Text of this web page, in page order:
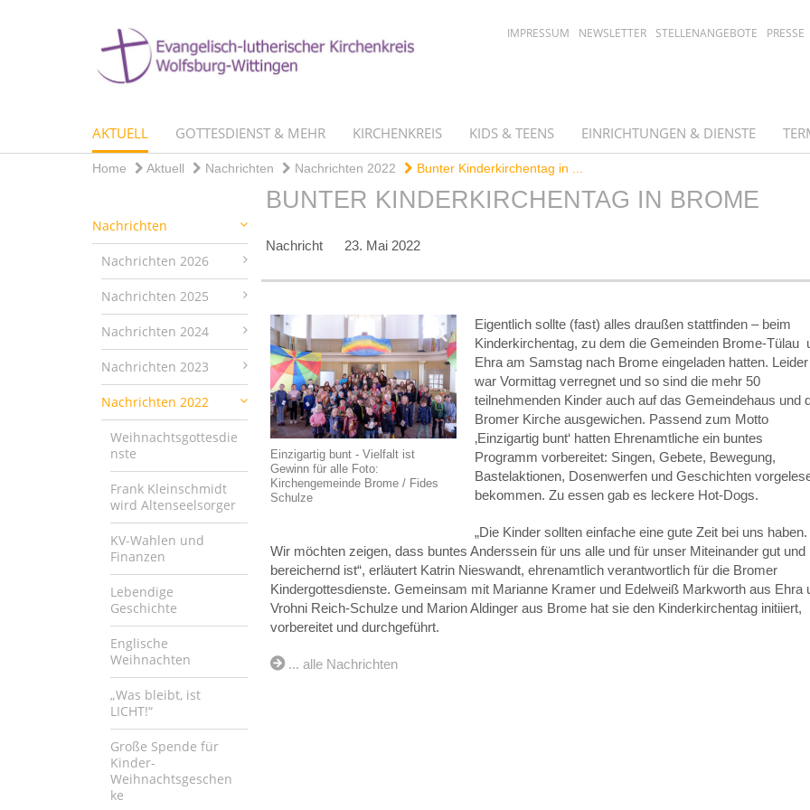
IMPRESSUM NEWSLETTER STELLENANGEBOTE PRESSE
AKTUELL GOTTESDIENST & MEHR KIRCHENKREIS KIDS & TEENS EINRICHTUNGEN & DIENSTE
Home Aktuell Nachrichten Nachrichten 2022 Bunter Kinderkirchentag in ...
Nachrichten
Nachrichten 2026
Nachrichten 2025
Nachrichten 2024
Nachrichten 2023
Nachrichten 2022
Weihnachtsgottesdie
nste
Frank Kleinschmidt
wird Altenseelsorger
KV-Wahlen und
Finanzen
Lebendige
Geschichte
Englische
Weihnachten
„Was bleibt, ist
LICHT!“
Große Spende für
Kinder-
Weihnachtsgeschen
ke
BUNTER KINDERKIRCHENTAG IN BROME
Nachricht 23. Mai 2022
Einzigartig bunt - Vielfalt ist
Gewinn für alle Foto:
Kirchengemeinde Brome / Fides
Schulze
Eigentlich sollte (fast) alles draußen stattfinden – beim
Kinderkirchentag, zu dem die Gemeinden Brome-Tülau
Ehra am Samstag nach Brome eingeladen hatten. Leider
war Vormittag verregnet und so sind die mehr 50
teilnehmenden Kinder auch auf das Gemeindehaus und
Bromer Kirche ausgewichen. Passend zum Motto
‚Einzigartig bunt‘ hatten Ehrenamtliche ein buntes
Programm vorbereitet: Singen, Gebete, Bewegung,
Bastelaktionen, Dosenwerfen und Geschichten
bekommen. Zu essen gab es leckere Hot-Dogs.
„Die Kinder sollten einfache eine gute Zeit bei uns haben.
Wir möchten zeigen, dass buntes Anderssein für uns alle und für unser Miteinander gut und
bereichernd ist“, erläutert Katrin Nieswandt, ehrenamtlich verantwortlich für die Bromer
Kindergottesdienste. Gemeinsam mit Marianne Kramer und Edelweiß Markworth aus Ehra
Vrohni Reich-Schulze und Marion Aldinger aus Brome hat sie den Kinderkirchentag initiiert,
vorbereitet und durchgeführt.
... alle Nachrichten